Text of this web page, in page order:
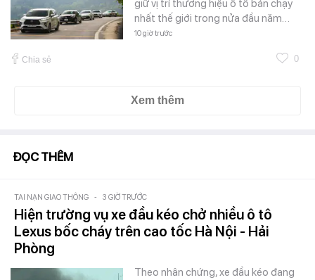
giữ vị trí thương hiệu ô tô bán chạy
nhất thế giới trong nửa đầu năm…
10 giờ trước
Chia sẻ 0
Xem thêm
ĐỌC THÊM
TAI NẠN GIAO THÔNG - 3 GIỜ TRƯỚC
Hiện trường vụ xe đầu kéo chở nhiều ô tô
Lexus bốc cháy trên cao tốc Hà Nội - Hải
Phòng
Theo nhân chứng, xe đầu kéo đang